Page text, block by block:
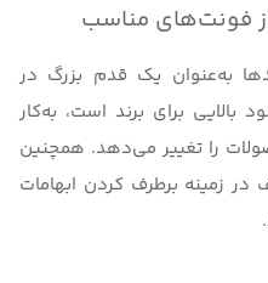
فونت‌های مناسب
به‌عنوان یک قدم بزرگ در
بالایی برای برند است، به‌کار
را تغییر می‌دهد. همچنین
زمینه برطرف کردن ابهامات